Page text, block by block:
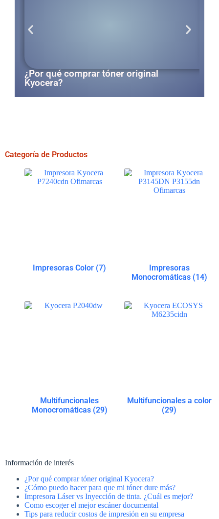
¿Por qué comprar tóner original
Kyocera?
Categoría de Productos
Impresoras Color (7)
Impresoras
Monocromáticas (14)
Multifuncionales
Monocromáticas (29)
Multifuncionales a color
(29)
Información de interés
¿Por qué comprar tóner original Kyocera?
¿Cómo puedo hacer para que mi tóner dure más?
Impresora Láser vs Inyección de tinta. ¿Cuál es mejor?
Como escoger el mejor escáner documental
Tips para reducir costos de impresión en su empresa